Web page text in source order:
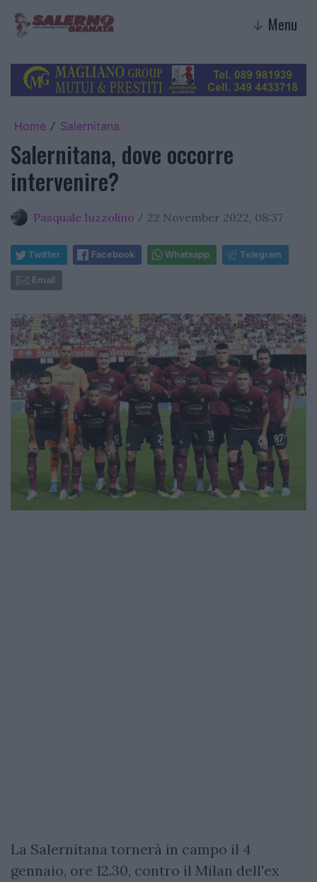
↓ Menu
Home / Salernitana
Salernitana, dove occorre
intervenire?
Pasquale Iuzzolino / 22 November 2022, 08:37
Twitter Facebook Whatsapp Telegram
Email
La Salernitana tornerà in campo il 4
gennaio, ore 12.30, contro il Milan dell'ex